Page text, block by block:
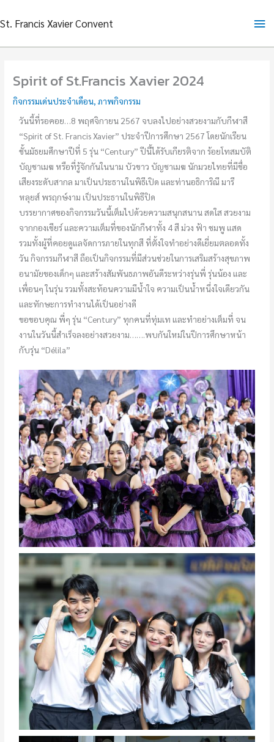
to
St. Francis Xavier Convent
Spirit of St.Francis Xavier 2024
กิจกรรมเด่นประจำเดือน,ภาพกิจกรรม
วันนี้ที่รอคอย…8 พฤศจิกายน 2567 จบลงไปอย่างสวยงามกับกีฬาสี
“Spirit of St. Francis Xavier” ประจำปีการศึกษา 2567 โดยนักเรียน
ชั้นมัธยมศึกษาปีที่ 5 รุ่น “Century” ปีนี้ได้รับเกียรติจาก ร้อยโทสมบัติ
บัญชาเมฆ หรือที่รู้จักกันในนาม บัวขาว บัญชาเมฆ นักมวยไทยที่มีชื่อ
เสียงระดับสากล มาเป็นประธานในพิธีเปิด และท่านอธิการิณี มารี
หลุยส์ พรฤกษ์งาม เป็นประธานในพิธีปิด
บรรยากาศของกิจกรรมวันนี้เต็มไปด้วยความสนุกสนาน สดใส สวยงาม
จากกองเชียร์ และความเต็มที่ของนักกีฬาทั้ง 4 สี ม่วง ฟ้า ชมพู แสด
รวมทั้งผู้ที่คอยดูแลจัดการภายในทุกสี ที่ตั้งใจทำอย่างดีเยี่ยมตลอดทั้ง
วัน กิจกรรมกีฬาสี ถือเป็นกิจกรรมที่มีส่วนช่วยในการเสริมสร้างสุขภาพ
อนามัยของเด็กๆ และสร้างสัมพันธภาพอันดีระหว่างรุ่นพี่ รุ่นน้อง และ
เพื่อนๆ ในรุ่น รวมทั้งสะท้อนความมีน้ำใจ ความเป็นน้ำหนึ่งใจเดียวกัน
และทักษะการทำงานได้เป็นอย่างดี
ขอขอบคุณ พี่ๆ รุ่น “Century” ทุกคนที่ทุ่มเท และทำอย่างเต็มที่ จน
งานในวันนี้สำเร็จลงอย่างสวยงาม…….พบกันใหม่ในปีการศึกษาหน้า
กับรุ่น “Délila”